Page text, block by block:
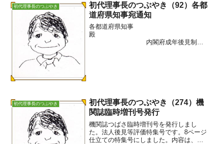
初代理事長のつぶやき
初代理事長のつぶやき（92）各都
道府県知事宛通知
各都道府県知事
殿
内閣府成年後見制度
初代理事長のつぶやき
初代理事長のつぶやき（274）機
関誌臨時増刊号発行
機関誌つばさ臨時増刊号を発行しまし
た。法人後見等評価特集号です。8ページ
仕立ての特集号にしました。内容は、評